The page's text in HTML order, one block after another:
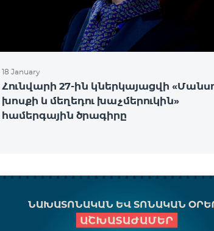
18 January
Հունվարի 27-ին կներկայացվի
խոսքի և մեղեդու խաչմերուկին»
համերգային ծրագիրը